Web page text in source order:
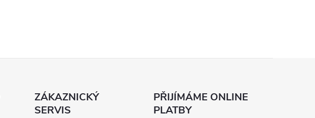
ZÁKAZNICKÝ
SERVIS
PŘIJÍMÁME ONLINE
PLATBY